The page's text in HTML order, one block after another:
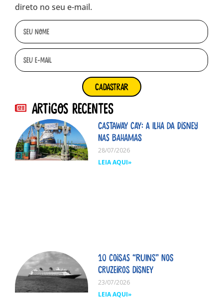
direto no seu e-mail.
cadastrar
Artigos Recentes
Castaway Cay: A ilha da Disney
nas Bahamas
28/07/2026
LEIA AQUI»
10 coisas “ruins” nos
cruzeiros Disney
23/07/2026
LEIA AQUI»